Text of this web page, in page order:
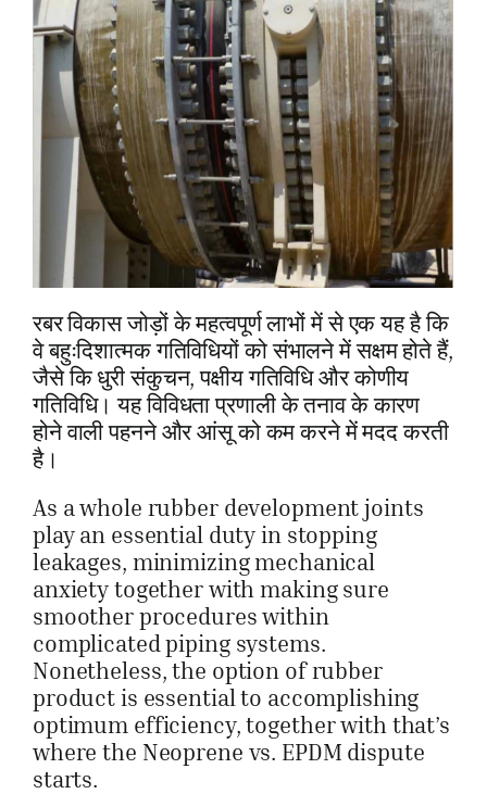
रबर विकास जोड़ों के महत्वपूर्ण लाभों में से एक यह है कि
वे बहुःदिशात्मक गतिविधियों को संभालने में सक्षम होते हैं,
जैसे कि धुरी संकुचन, पक्षीय गतिविधि और कोणीय
गतिविधि। यह विविधता प्रणाली के तनाव के कारण
होने वाली पहनने और आंसू को कम करने में मदद करती
है।
As a whole rubber development joints
play an essential duty in stopping
leakages, minimizing mechanical
anxiety together with making sure
smoother procedures within
complicated piping systems.
Nonetheless, the option of rubber
product is essential to accomplishing
optimum efficiency, together with that’s
where the Neoprene vs. EPDM dispute
starts.